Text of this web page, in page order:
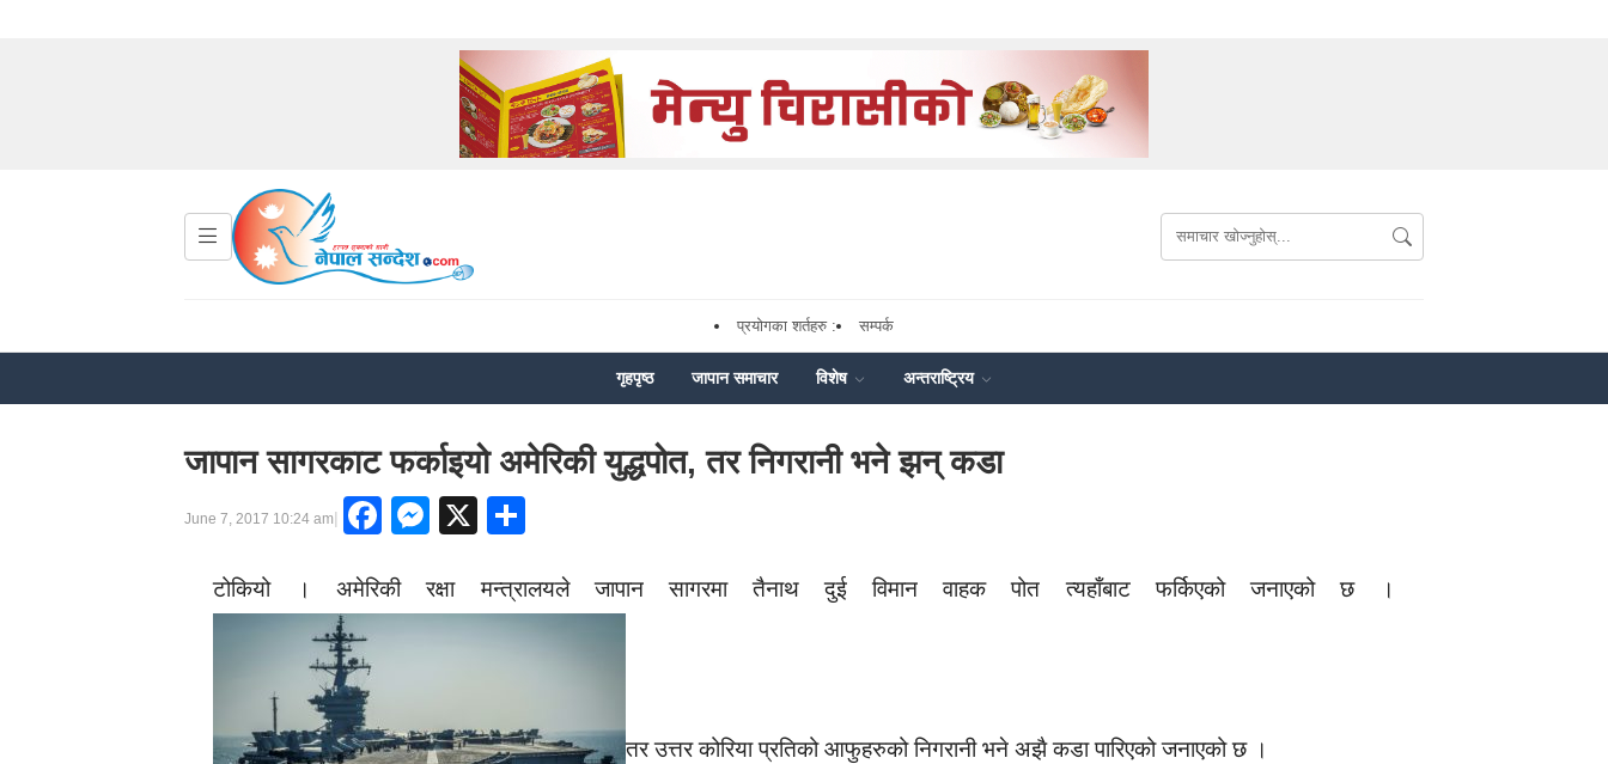
प्रयोगका शर्तहरु : सम्पर्क
गृहपृष्ठ जापान समाचार विशेष अन्तराष्ट्रिय
जापान सागरकाट फर्काइयो अमेरिकी युद्धपोत, तर निगरानी भने झन् कडा
June 7, 2017 10:24 am| Facebook
Messenger
X
टोकियो । अमेरिकी रक्षा मन्त्रालयले जापान सागरमा तैनाथ दुई विमान वाहक पोत त्यहाँबाट फर्किएको जनाएको छ ।
तर उत्तर कोरिया प्रतिको आफुहरुको निगरानी भने अझै कडा पारिएको जनाएको छ ।